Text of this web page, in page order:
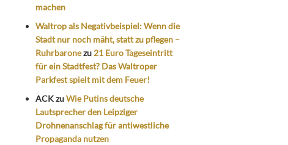
machen
Waltrop als Negativbeispiel: Wenn die
Stadt nur noch mäht, statt zu pflegen –
Ruhrbaronezu 21 Euro Tageseintritt
für ein Stadtfest? Das Waltroper
Parkfest spielt mit dem Feuer!
ACKzuWie Putins deutsche
Lautsprecher den Leipziger
Drohnenanschlag für antiwestliche
Propaganda nutzen